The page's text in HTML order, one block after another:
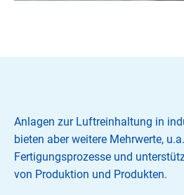
Anlagen zur Luftreinhaltung in
bieten aber weitere Mehrwerte,
Fertigungsprozesse und
von Produktion und Produkten.